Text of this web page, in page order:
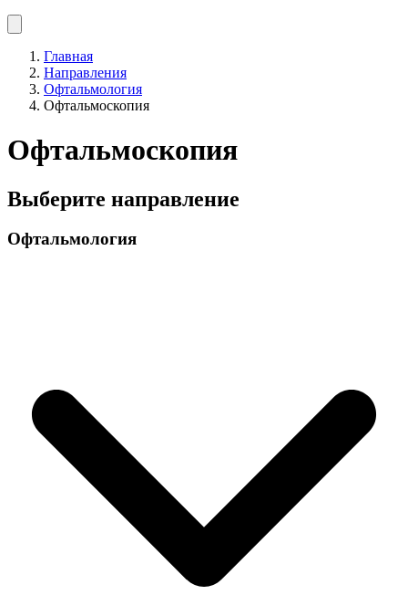
Главная
Направления
Офтальмология
Офтальмоскопия
Офтальмоскопия
Выберите направление
Офтальмология